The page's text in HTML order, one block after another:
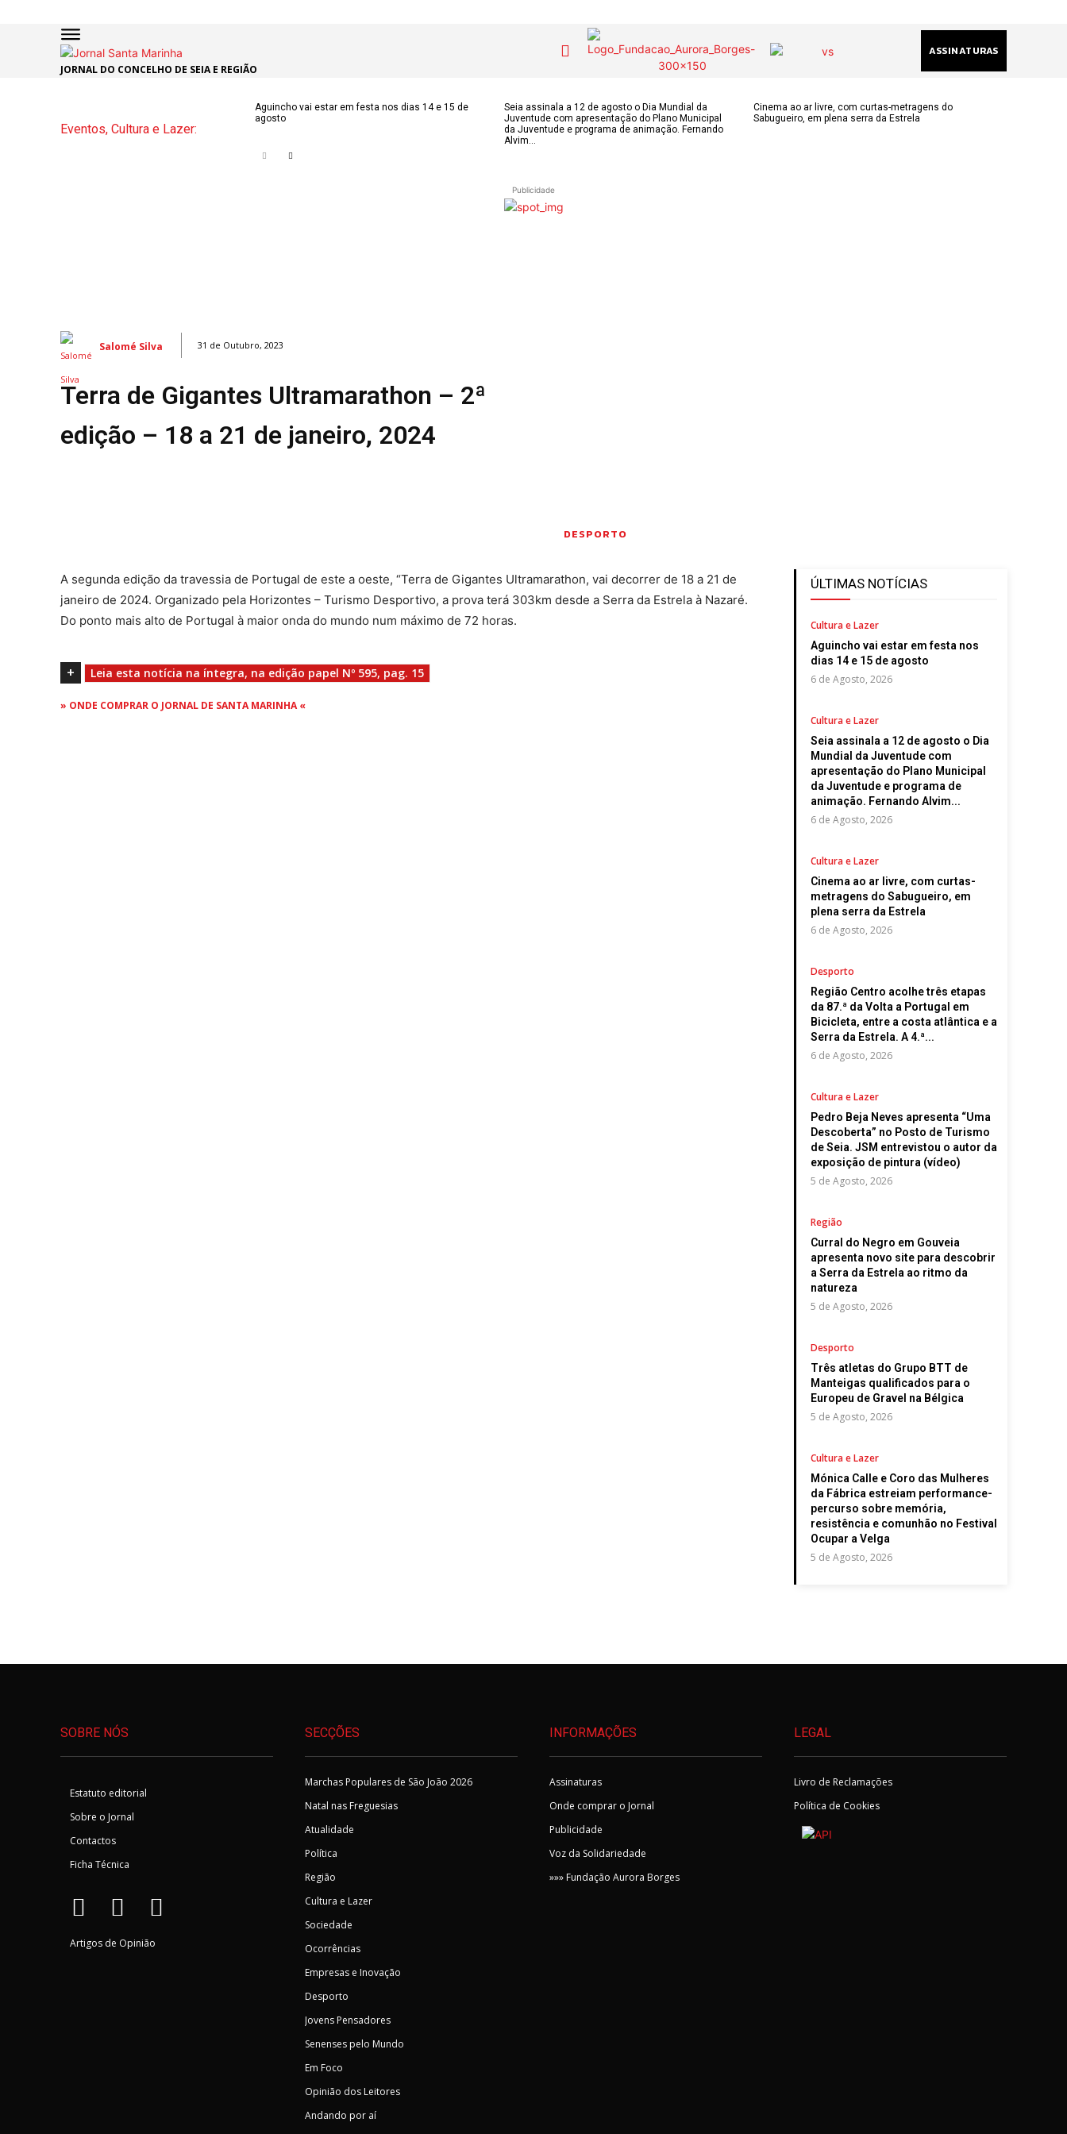
JORNAL DO CONCELHO DE SEIA E REGIÃO
ASSINATURAS
Eventos, Cultura e Lazer:
Aguincho vai estar em festa nos dias 14 e 15 de
agosto
Seia assinala a 12 de agosto o Dia Mundial da
Juventude com apresentação do Plano Municipal
da Juventude e programa de animação. Fernando
Alvim...
Cinema ao ar livre, com curtas-metragens do
Sabugueiro, em plena serra da Estrela
Publicidade
Salomé Silva 31 de Outubro, 2023
Terra de Gigantes Ultramarathon – 2ª
edição – 18 a 21 de janeiro, 2024
DESPORTO
A segunda edição da travessia de Portugal de este a oeste, “Terra de Gigantes Ultramarathon, vai decorrer de 18 a 21 de
janeiro de 2024. Organizado pela Horizontes – Turismo Desportivo, a prova terá 303km desde a Serra da Estrela à Nazaré.
Do ponto mais alto de Portugal à maior onda do mundo num máximo de 72 horas.
+ Leia esta notícia na íntegra, na edição papel Nº 595, pag. 15
» ONDE COMPRAR O JORNAL DE SANTA MARINHA «
ÚLTIMAS NOTÍCIAS
Cultura e Lazer
Aguincho vai estar em festa nos
dias 14 e 15 de agosto
6 de Agosto, 2026
Cultura e Lazer
Seia assinala a 12 de agosto o Dia
Mundial da Juventude com
apresentação do Plano Municipal
da Juventude e programa de
animação. Fernando Alvim...
6 de Agosto, 2026
Cultura e Lazer
Cinema ao ar livre, com curtas-
metragens do Sabugueiro, em
plena serra da Estrela
6 de Agosto, 2026
Desporto
Região Centro acolhe três etapas
da 87.ª da Volta a Portugal em
Bicicleta, entre a costa atlântica e a
Serra da Estrela. A 4.ª...
6 de Agosto, 2026
Cultura e Lazer
Pedro Beja Neves apresenta “Uma
Descoberta” no Posto de Turismo
de Seia. JSM entrevistou o autor da
exposição de pintura (vídeo)
5 de Agosto, 2026
Região
Curral do Negro em Gouveia
apresenta novo site para descobrir
a Serra da Estrela ao ritmo da
natureza
5 de Agosto, 2026
Desporto
Três atletas do Grupo BTT de
Manteigas qualificados para o
Europeu de Gravel na Bélgica
5 de Agosto, 2026
Cultura e Lazer
Mónica Calle e Coro das Mulheres
da Fábrica estreiam performance-
percurso sobre memória,
resistência e comunhão no Festival
Ocupar a Velga
5 de Agosto, 2026
SOBRE NÓS
Estatuto editorial
Sobre o Jornal
Contactos
Ficha Técnica
Artigos de Opinião
SECÇÕES
Marchas Populares de São João 2026
Natal nas Freguesias
Atualidade
Política
Região
Cultura e Lazer
Sociedade
Ocorrências
Empresas e Inovação
Desporto
Jovens Pensadores
Senenses pelo Mundo
Em Foco
Opinião dos Leitores
Andando por aí
INFORMAÇÕES
Assinaturas
Onde comprar o Jornal
Publicidade
Voz da Solidariedade
»»» Fundação Aurora Borges
LEGAL
Livro de Reclamações
Política de Cookies